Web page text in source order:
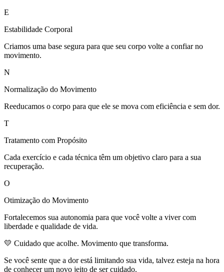
E
Estabilidade Corporal
Criamos uma base segura para que seu corpo volte a confiar no
movimento.
N
Normalização do Movimento
Reeducamos o corpo para que ele se mova com eficiência e sem dor.
T
Tratamento com Propósito
Cada exercício e cada técnica têm um objetivo claro para a sua
recuperação.
O
Otimização do Movimento
Fortalecemos sua autonomia para que você volte a viver com
liberdade e qualidade de vida.
💛 Cuidado que acolhe. Movimento que transforma.
Se você sente que a dor está limitando sua vida, talvez esteja na hora
de conhecer um novo jeito de ser cuidado.